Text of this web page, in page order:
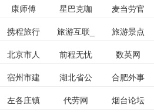
更多>>
康师傅 星巴克咖
啡
麦当劳官
网更多>>
携程旅行
网
旅游互联_
景点门票
预订
旅游景点
点评-猫途
鹰
更多>>
北京市人
力资源和
社会保障
前程无忧
招聘网
数英网
更多>>
宿州市建
委网
湖北省公
管局
合肥外事
办更多>>
左各庄镇 代劳网
烟台论坛